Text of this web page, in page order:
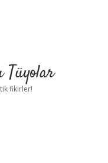
Tüyolar
fikirler!